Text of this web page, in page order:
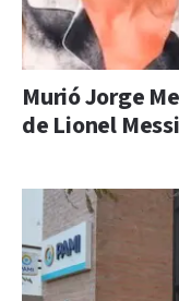
Murió Jorge
de Lionel